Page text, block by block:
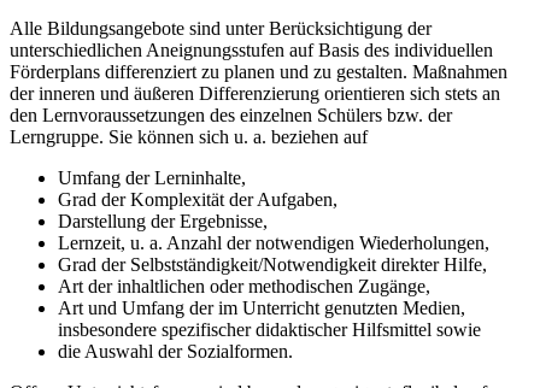
Alle Bildungsangebote sind unter Berücksichtigung der
unterschiedlichen Aneignungsstufen auf Basis des individuellen
Förderplans differenziert zu planen und zu gestalten. Maßnahmen
der inneren und äußeren Differenzierung orientieren sich stets an
den Lernvoraussetzungen des einzelnen Schülers bzw. der
Lerngruppe. Sie können sich u. a. beziehen auf
Umfang der Lerninhalte,
Grad der Komplexität der Aufgaben,
Darstellung der Ergebnisse,
Lernzeit, u. a. Anzahl der notwendigen Wiederholungen,
Grad der Selbstständigkeit/Notwendigkeit direkter Hilfe,
Art der inhaltlichen oder methodischen Zugänge,
Art und Umfang der im Unterricht genutzten Medien,
insbesondere spezifischer didaktischer Hilfsmittel sowie
die Auswahl der Sozialformen.